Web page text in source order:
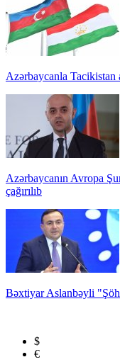
Azərbaycanla Tacikistan
Azərbaycanın Avropa
çağırılıb
Bəxtiyar Aslanbəyli
$
€